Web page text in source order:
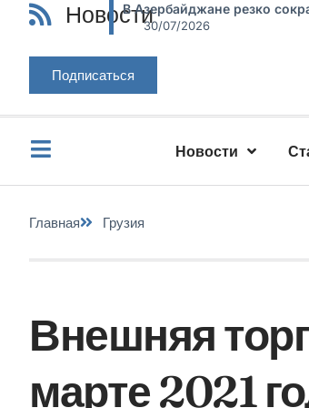
НовостиВ Азербайджане резко
30/07/2026
Подписаться
Новости
Главная Грузия
Внешняя
марте 2021